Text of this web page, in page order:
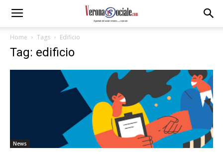
Home Tags Edificio
Tag: edificio
News